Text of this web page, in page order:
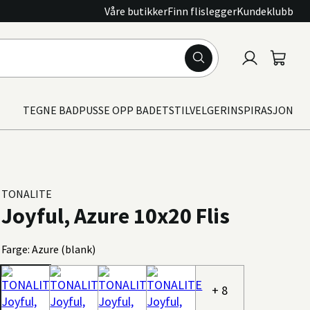
Våre butikkerFinn flisleggerKundeklubb
TEGNE BADPUSSE OPP BADETSTILVELGERINSPIRASJON
TONALITE
Joyful, Azure 10x20 Flis
Farge: Azure (blank)
+ 8